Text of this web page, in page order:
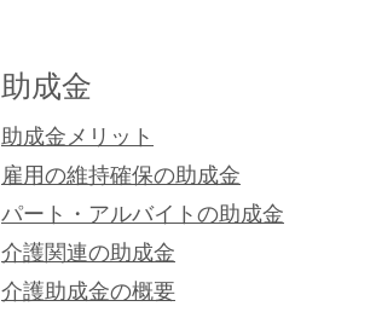
助成金
助成金メリット
雇用の維持確保の助成金
パート・アルバイトの助成金
介護関連の助成金
介護助成金の概要